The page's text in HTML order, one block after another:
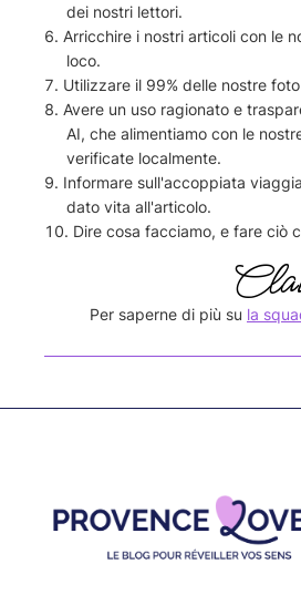
dei nostri lettori.
Arricchire i nostri articoli con le
loco.
Utilizzare il 99% delle nostre foto
Avere un uso ragionato e
AI, che alimentiamo con le
verificate localmente.
Informare sull'accoppiata
dato vita all'articolo.
Dire cosa facciamo, e fare ciò
Per saperne di più su la